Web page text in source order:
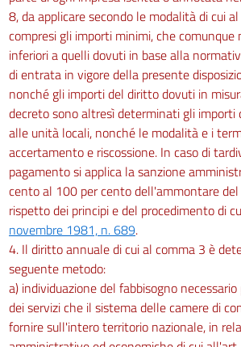
8, da applicare secondo le modalità di cui
compresi gli importi minimi, che comunque
inferiori a quelli dovuti in base alla
di entrata in vigore della presente
nonché gli importi del diritto dovuti in
decreto sono altresì determinati gli importi
alle unità locali, nonché le modalità e i
accertamento e riscossione. In caso di
pagamento si applica la sanzione
cento al 100 per cento dell'ammontare
rispetto dei principi e del procedimento di
novembre 1981, n. 689.
4. Il diritto annuale di cui al comma 3 è
seguente metodo:
a) individuazione del fabbisogno
dei servizi che il sistema delle camere di
fornire sull'intero territorio nazionale, in